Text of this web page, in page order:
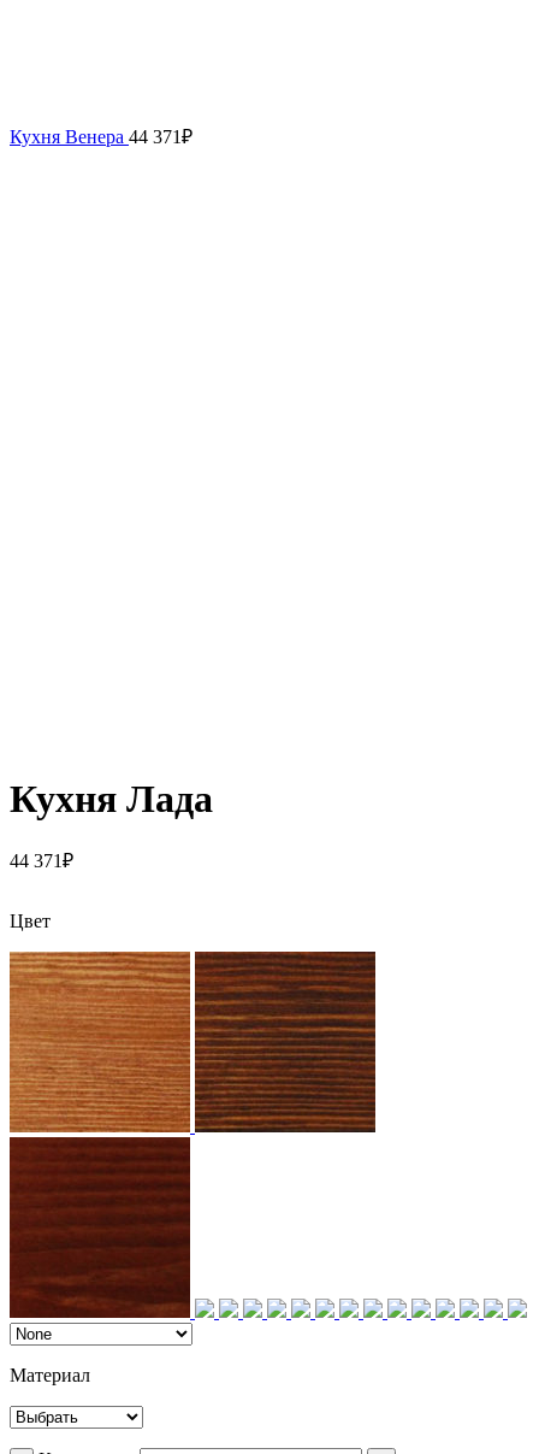
Кухня Венера 44 371₽
Кухня Лада
44 371₽
Цвет
Материал